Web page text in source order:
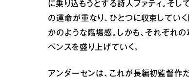
に乗り込もうとする詩人ファティ。そ
の運命が重なり、ひとつに収束してい
かのような臨場感。しかも、それぞれ
ペンスを盛り上げていく。
アンダーセンは、これが長編初監督作